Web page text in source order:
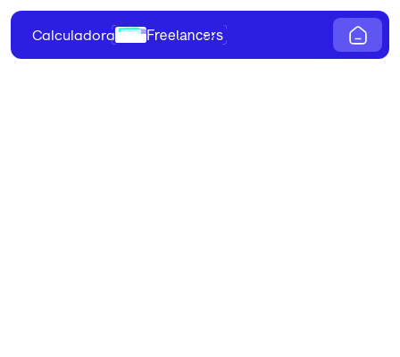
Calculadora Freelancers